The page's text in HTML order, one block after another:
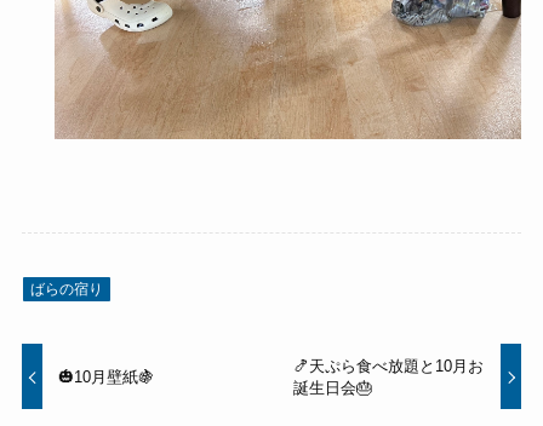
ばらの宿り
🎃10月壁紙🍇
🍤天ぷら食べ放題と10月お
誕生日会🎂